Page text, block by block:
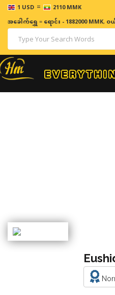
1 USD = 2110 MMK
ဈေးနှုန်းများသည် အချိန်နှင့် အမျှ
အခေါက်ရွှေ=ရောင်း - 1882000 MMK, ဝ